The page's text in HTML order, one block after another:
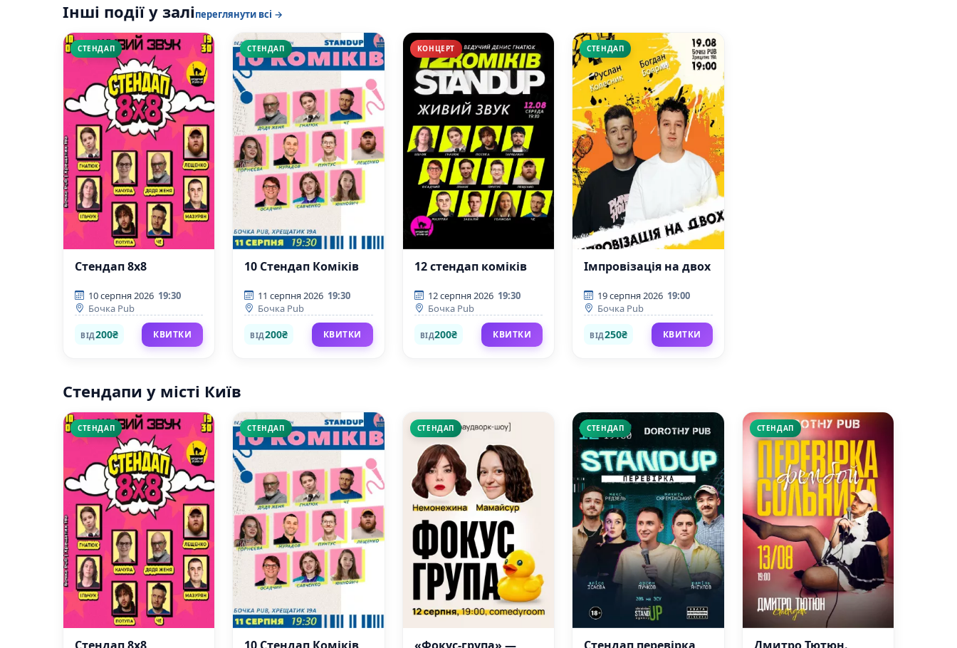
Інші події у заліпереглянути всі →
СТЕНДАП
Стендап 8x8
10 серпня 2026 19:30
Бочка Pub
ВІД200₴ КВИТКИ
СТЕНДАП
10 Стендап Коміків
11 серпня 2026 19:30
Бочка Pub
ВІД200₴ КВИТКИ
КОНЦЕРТ
12 стендап коміків
12 серпня 2026 19:30
Бочка Pub
ВІД200₴ КВИТКИ
СТЕНДАП
Імпровізація на двох
19 серпня 2026 19:00
Бочка Pub
ВІД250₴ КВИТКИ
Стендапи у місті Київ
СТЕНДАП СТЕНДАП СТЕНДАП СТЕНДАП СТЕНДАП